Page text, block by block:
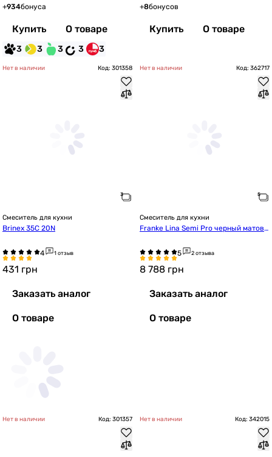
+934бонуса
Купить О товаре
3 3 3 3 3
+8бонусов
Купить О товаре
Нет в наличии Код: 301358
Смеситель для кухни
Brinex 35С 20N
1 отзыв
431 грн
Заказать аналог
О товаре
Нет в наличии Код: 362717
Смеситель для кухни
Franke Lina Semi Pro черный матовы
2 отзыва
8 788 грн
Заказать аналог
О товаре
Нет в наличии Код: 301357 Нет в наличии Код: 342015